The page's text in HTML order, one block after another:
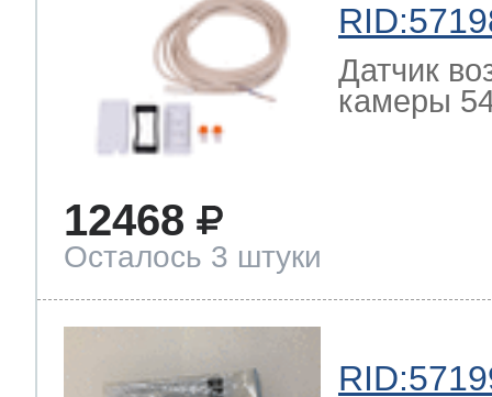
Датчик
камеры
12468
Осталось 3 штуки